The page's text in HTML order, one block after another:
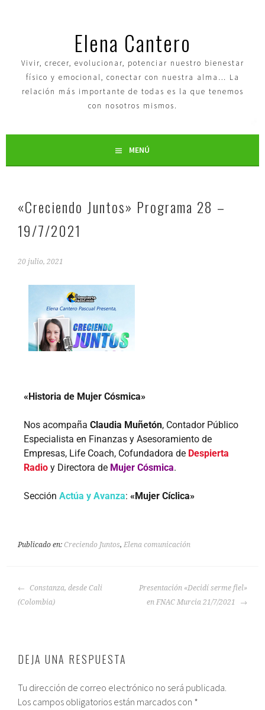
Elena Cantero
Vivir, crecer, evolucionar, potenciar nuestro bienestar
físico y emocional, conectar con nuestra alma… La
relación más importante de todas es la que tenemos
con nosotros mismos.
MENÚ
«Creciendo Juntos» Programa 28 –
19/7/2021
20 julio, 2021
«Historia de Mujer Cósmica»
Nos acompañaClaudia Muñetón, Contador Público
Especialista en Finanzas y Asesoramiento de
Empresas, Life Coach, Cofundadora de Despierta
Radio y Directora de Mujer Cósmica.
SecciónActúa y Avanza:«Mujer Cíclica»
Publicado en:Creciendo Juntos,Elena comunicación
Constanza, desde Cali
(Colombia)
Presentación «Decidí serme fiel»
en FNAC Murcia 21/7/2021
DEJA UNA RESPUESTA
Tu dirección de correo electrónico no será publicada.
Los campos obligatorios están marcados con *